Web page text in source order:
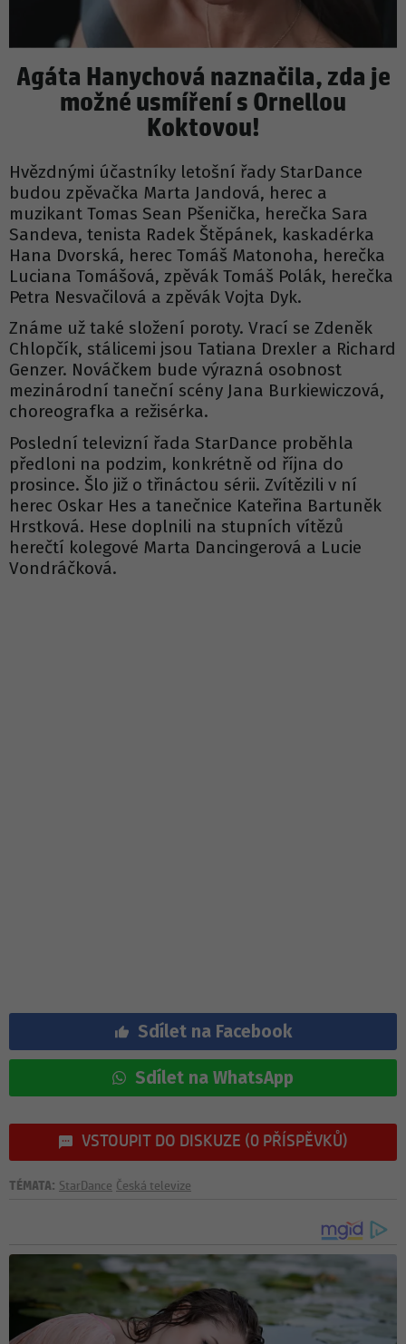
Agáta Hanychová naznačila, zda je
možné usmíření s Ornellou
Koktovou!
Hvězdnými účastníky letošní řady StarDance
budou zpěvačka Marta Jandová, herec a
muzikant Tomas Sean Pšenička, herečka Sara
Sandeva, tenista Radek Štěpánek, kaskadérka
Hana Dvorská, herec Tomáš Matonoha, herečka
Luciana Tomášová, zpěvák Tomáš Polák, herečka
Petra Nesvačilová a zpěvák Vojta Dyk.
Známe už také složení poroty. Vrací se Zdeněk
Chlopčík, stálicemi jsou Tatiana Drexler a Richard
Genzer. Nováčkem bude výrazná osobnost
mezinárodní taneční scény Jana Burkiewiczová,
choreografka a režisérka.
Poslední televizní řada StarDance proběhla
předloni na podzim, konkrétně od října do
prosince. Šlo již o třináctou sérii. Zvítězili v ní
herec Oskar Hes a tanečnice Kateřina Bartuněk
Hrstková. Hese doplnili na stupních vítězů
herečtí kolegové Marta Dancingerová a Lucie
Vondráčková.
Sdílet na Facebook
Sdílet na WhatsApp
VSTOUPIT DO DISKUZE (0 PŘÍSPĚVKŮ)
TÉMATA: StarDance Česká televize